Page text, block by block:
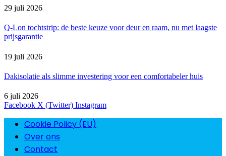
29 juli 2026
Q-Lon tochtstrip: de beste keuze voor deur en raam, nu met laagste
prijsgarantie
19 juli 2026
Dakisolatie als slimme investering voor een comfortabeler huis
6 juli 2026
Facebook X (Twitter) Instagram
Cookie Policy (EU)
Over ons
Contact